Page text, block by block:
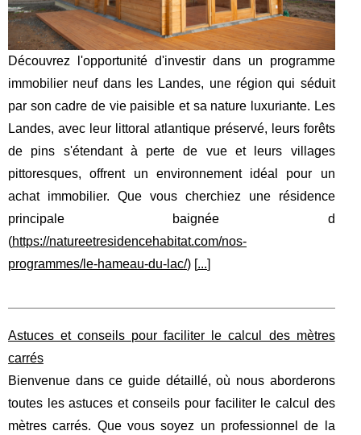
Découvrez l'opportunité d'investir dans un programme
immobilier neuf dans les Landes, une région qui séduit
par son cadre de vie paisible et sa nature luxuriante. Les
Landes, avec leur littoral atlantique préservé, leurs forêts
de pins s'étendant à perte de vue et leurs villages
pittoresques, offrent un environnement idéal pour un
achat immobilier. Que vous cherchiez une résidence
principale baignée d
(https://natureetresidencehabitat.com/nos-
programmes/le-hameau-du-lac/) [ ...
Astuces et conseils pour faciliter le calcul des mètres
carrés
Bienvenue dans ce guide détaillé, où nous aborderons
toutes les astuces et conseils pour faciliter le calcul des
mètres carrés. Que vous soyez un professionnel de la